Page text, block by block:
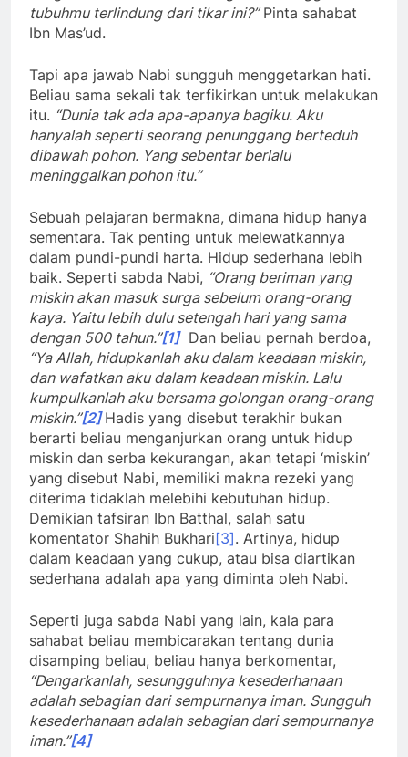
Sebuah pelajaran bermakna, dimana hidup hanya
sementara. Tak penting untuk melewatkannya
baik. Seperti sabda Nabi,“Orang beriman yang
miskin akan masuk surga sebelum orang-orang
kaya. Yaitu lebih dulu setengah hari yang sama
dengan 500 tahun.”[1]Dan beliau pernah berdoa,
“Ya Allah, hidupkanlah aku dalam keadaan miskin,
dan wafatkan aku dalam keadaan miskin. Lalu
miskin.” [2] Hadis yang disebut terakhir bukan
berarti beliau menganjurkan orang untuk hidup
miskin dan serba kekurangan, akan tetapi ‘miskin’
yang disebut Nabi, memiliki makna rezeki yang
diterima tidaklah melebihi kebutuhan hidup.
Demikian tafsiran Ibn Batthal, salah satu
komentator Shahih Bukhari[3]. Artinya, hidup
dalam keadaan yang cukup, atau bisa diartikan
sederhana adalah apa yang diminta oleh Nabi.
Seperti juga sabda Nabi yang lain, kala para
sahabat beliau membicarakan tentang dunia
disamping beliau, beliau hanya berkomentar,
“Dengarkanlah, sesungguhnya kesederhanaan
adalah sebagian dari sempurnanya iman. Sungguh
kesederhanaan adalah sebagian dari sempurnanya
iman.”[4]
Nabi Muhammad SAW dan keluarga beliau juga
kenyang. Sahabat ‘Aisyah RA sebagai salah satu
orang terdekat Nabi bahkan menyaksikan sendiri.
Jika sejak berhijrah, sampai beliau wafat, atau
dalam jangka waktu lebih dari sepuluh tahun
lamanya, keluarga Nabi tak pernah merasakan
kenyang hingga tiga hari berturut-turut.“Tidak
pernah kenyang keluarga Muhammad SAW dari